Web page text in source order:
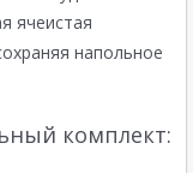
ячеистая
напольное
комплект: